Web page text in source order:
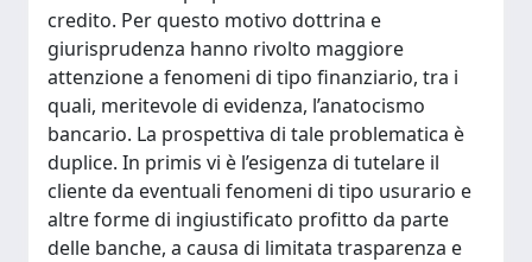
credito. Per questo motivo dottrina e
giurisprudenza hanno rivolto maggiore
attenzione a fenomeni di tipo finanziario, tra i
quali, meritevole di evidenza, l’anatocismo
bancario. La prospettiva di tale problematica è
duplice. In primis vi è l’esigenza di tutelare il
cliente da eventuali fenomeni di tipo usurario e
altre forme di ingiustificato profitto da parte
delle banche, a causa di limitata trasparenza e